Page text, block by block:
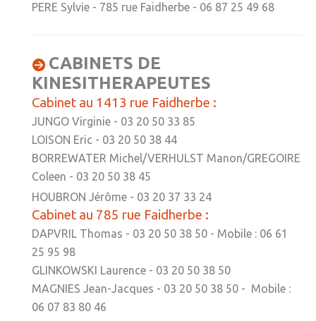
» Numéros utiles
» Transport
» Médiathèque
JEUNESSE
» Centre de Loisirs
» Ecoles
» Ecole publique du Clos d’Hespel
» APE de l'Ecole du Clos
» APEL de l'Ecole Jeanne d'Arc
» Maison des jeunes
PERE Sylvie - 785 rue Faidherbe - 06 87 25 49 68
CABINETS DE
KINESITHERAPEUTES
Cabinet au 1413 rue Faidherbe :
JUNGO Virginie - 03 20 50 33 85
LOISON Eric - 03 20 50 38 44
BORREWATER Michel/VERHULST Manon/GREGOIRE
Coleen - 03 20 50 38 45
HOUBRON Jérôme - 03 20 37 33 24
Cabinet au 785 rue Faidherbe :
DAPVRIL Thomas - 03 20 50 38 50 - Mobile : 06 61
25 95 98
GLINKOWSKI Laurence - 03 20 50 38 50
MAGNIES Jean-Jacques - 03 20 50 38 50 - Mobile :
06 07 83 80 46